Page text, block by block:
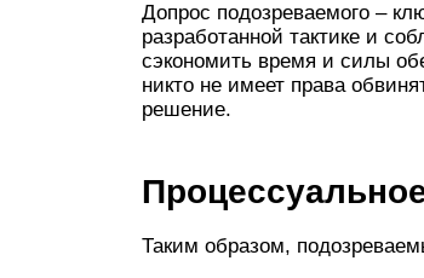
Допрос подозреваемого –
разработанной тактике и
сэкономить время и силы
никто не имеет права
решение.
Таким образом,